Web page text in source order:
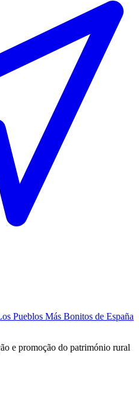
Pueblos Más Bonitos de España
e promoção do património rural